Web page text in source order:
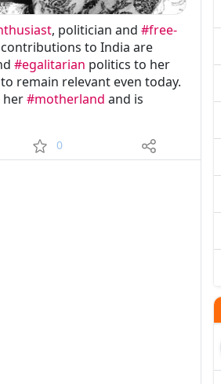
, politician and #free-
contributions to India are
#egalitarian politics to her
remain relevant even today.
her#motherland and is
0